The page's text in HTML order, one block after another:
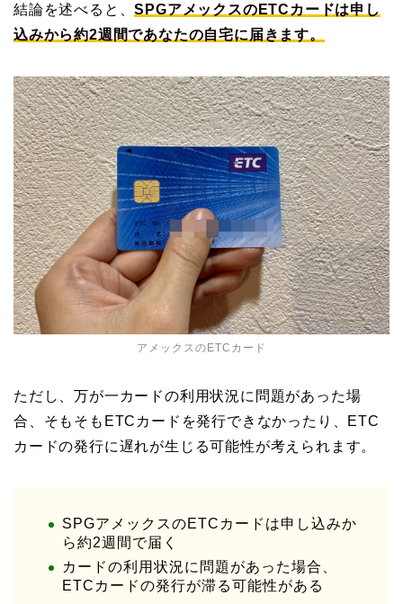
結論を述べると、SPGアメックスのETCカードは申し
込みから約2週間であなたの自宅に届きます。
アメックスのETCカード
ただし、万が一カードの利用状況に問題があった場
合、そもそもETCカードを発行できなかったり、ETC
カードの発行に遅れが生じる可能性が考えられます。
SPGアメックスのETCカードは申し込みか
ら約2週間で届く
カードの利用状況に問題があった場合、
ETCカードの発行が滞る可能性がある